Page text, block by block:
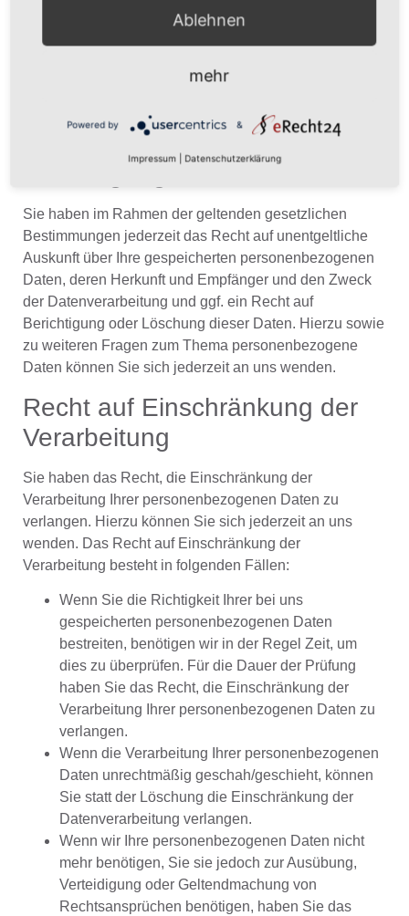
in einem gängigen, maschinenlesbaren Format
aushändigen zu lassen. Sofern Sie die direkte
Verantwortlichen verlangen, erfolgt dies nur, soweit es
Auskunft, Löschung und
Berichtigung
Sie haben im Rahmen der geltenden gesetzlichen
Bestimmungen jederzeit das Recht auf unentgeltliche
Auskunft über Ihre gespeicherten personenbezogenen
Daten, deren Herkunft und Empfänger und den Zweck
der Datenverarbeitung und ggf. ein Recht auf
Berichtigung oder Löschung dieser Daten. Hierzu sowie
zu weiteren Fragen zum Thema personenbezogene
Daten können Sie sich jederzeit an uns wenden.
Recht auf Einschränkung der
Verarbeitung
Sie haben das Recht, die Einschränkung der
Verarbeitung Ihrer personenbezogenen Daten zu
verlangen. Hierzu können Sie sich jederzeit an uns
wenden. Das Recht auf Einschränkung der
Verarbeitung besteht in folgenden Fällen:
Wenn Sie die Richtigkeit Ihrer bei uns
gespeicherten personenbezogenen Daten
bestreiten, benötigen wir in der Regel Zeit, um
dies zu überprüfen. Für die Dauer der Prüfung
haben Sie das Recht, die Einschränkung der
Verarbeitung Ihrer personenbezogenen Daten zu
verlangen.
Wenn die Verarbeitung Ihrer personenbezogenen
Daten unrechtmäßig geschah/geschieht, können
Sie statt der Löschung die Einschränkung der
Datenverarbeitung verlangen.
Wenn wir Ihre personenbezogenen Daten nicht
mehr benötigen, Sie sie jedoch zur Ausübung,
Verteidigung oder Geltendmachung von
Rechtsansprüchen benötigen, haben Sie das
Ablehnen
mehr
Powered by &
Impressum Datenschutzerklärung